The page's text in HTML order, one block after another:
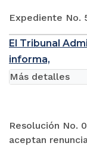
Expediente No.
El Tribunal
informa,
Resolución No.
aceptan
Más detalles